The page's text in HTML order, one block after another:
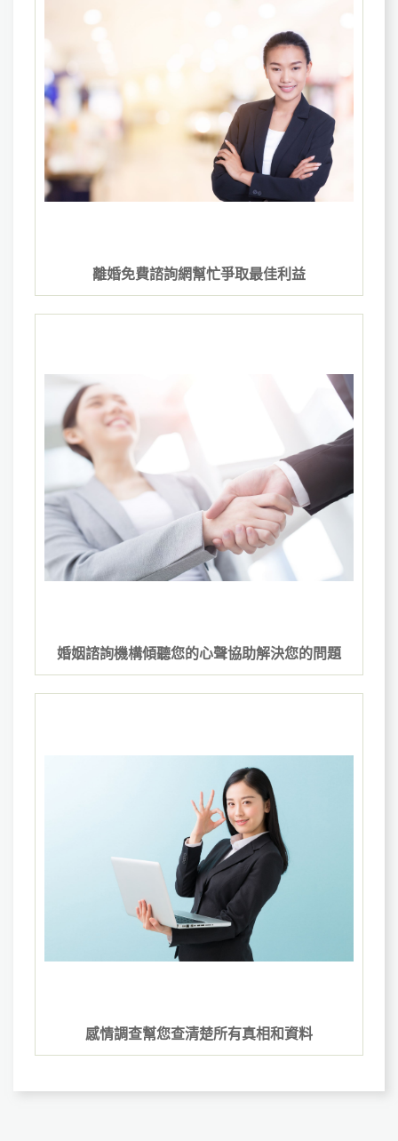
離婚免費諮詢網幫忙爭取最佳利益
婚姻諮詢機構傾聽您的心聲協助解決您的問題‎
感情調查幫您查清楚所有真相和資料‎